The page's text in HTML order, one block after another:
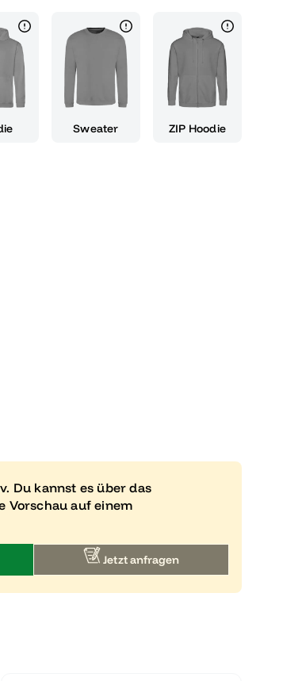
Momente, die du
Dekoration für deine
für dein Zimmer – dieses Plakat
deine Freunde immer an diese
Silhouetten verleiht das Design
dabei Raum für die eigene
aufregende Phase deines Lebens.
einem Plakat, das genauso
uns zusammen den "schärfsten
Abschluss unvergesslich machen!
Sweater ZIP Hoodie
Du kannst es über das
Vorschau auf einem
Jetzt anfragen